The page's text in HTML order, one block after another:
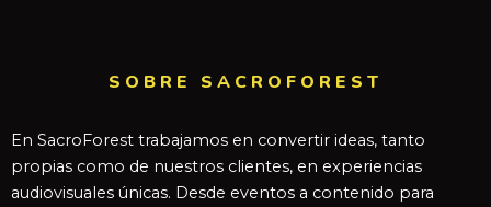
SOBRE SACROFOREST
En SacroForest trabajamos en convertir ideas, tanto
propias como de nuestros clientes, en experiencias
audiovisuales únicas. Desde eventos a contenido para